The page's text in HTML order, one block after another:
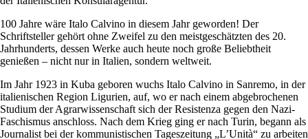
100 Jahre wäre Italo Calvino in diesem Jahr geworden! Der
Schriftsteller gehört ohne Zweifel zu den meistgeschätzten des 20.
Jahrhunderts, dessen Werke auch heute noch große Beliebtheit
genießen – nicht nur in Italien, sondern weltweit.
Im Jahr 1923 in Kuba geboren wuchs Italo Calvino in Sanremo, in der
italienischen Region Ligurien, auf, wo er nach einem abgebrochenen
Studium der Agrarwissenschaft sich der Resistenza gegen den Nazi-
Faschismus anschloss. Nach dem Krieg ging er nach Turin, begann als
Journalist bei der kommunistischen Tageszeitung „L’Unità“ zu arbeiten